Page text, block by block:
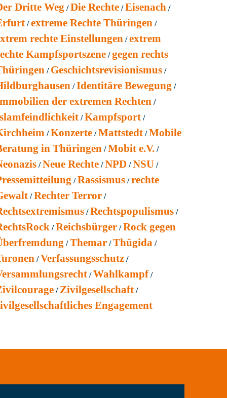
Dritte Weg Die Rechte Eisenach
extreme Rechte Thüringen
rechte Einstellungen extrem
Kampfsportszene gegen rechts
Geschichtsrevisionismus
Identitäre Bewegung
der extremen Rechten
Kampfsport
Konzerte Mattstedt Mobile
in Thüringen Mobit e.V.
Neue Rechte NPD NSU
Rassismus rechte
Rechter Terror
Rechtspopulismus
Reichsbürger Rock gegen
Themar Thügida
Verfassungsschutz
Wahlkampf
Zivilgesellschaft
Engagement